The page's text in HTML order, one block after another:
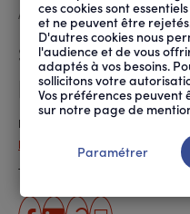
D'ARIANE
ACCUEIL SOCIÉTÉ AU QUOTIDIEN
Soumission
parle-t-on ?
Publié le
Patricia Guipponi
Temps de lecture estimé 8
ces cookies sont
et ne peuvent être
D'autres cookies nous
l'audience et de vous
adaptés à vos besoins.
sollicitons votre
Vos préférences
sur notre page de
Paramétrer